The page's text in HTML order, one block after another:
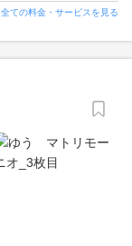
全ての料金・サービスを見る